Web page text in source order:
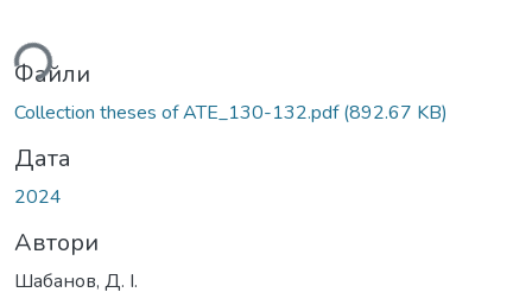
Файли
Collection theses of ATE_130-132.pdf(892.67 KB)
Дата
2024
Автори
Шабанов, Д. І.